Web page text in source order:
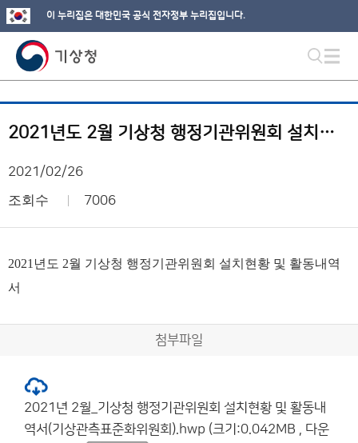
이 누리집은 대한민국 공식 전자정부 누리집입니다.
2021년도 2월 기상청 행정기관위원회 설치현황 및 활동내역서
2021/02/26
조회수 7006
2021년도 2월 기상청 행정기관위원회 설치현황 및 활동내역
서
첨부파일
2021년 2월_기상청 행정기관위원회 설치현황 및 활동내
역서(기상관측표준화위원회).hwp (크기:0.042MB , 다운